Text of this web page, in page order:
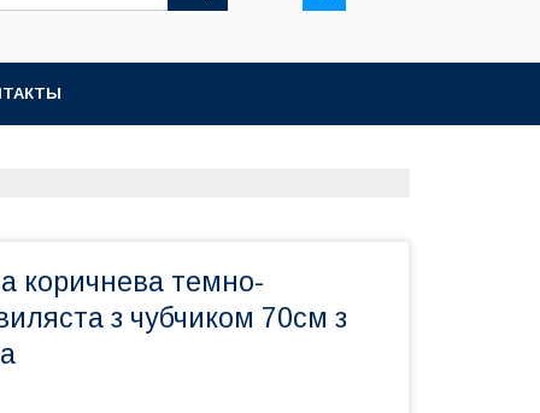
коричнева темно-
з чубчиком 70см з